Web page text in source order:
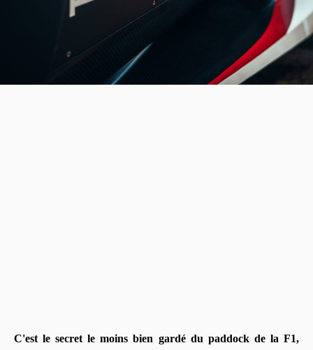
C'est le secret le moins bien gardé du paddock de la F1,